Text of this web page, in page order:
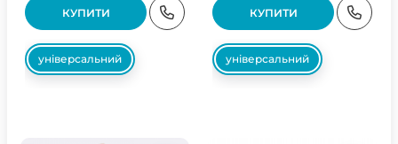
КУПИТИ
універсальний
КУПИТИ
універсальний